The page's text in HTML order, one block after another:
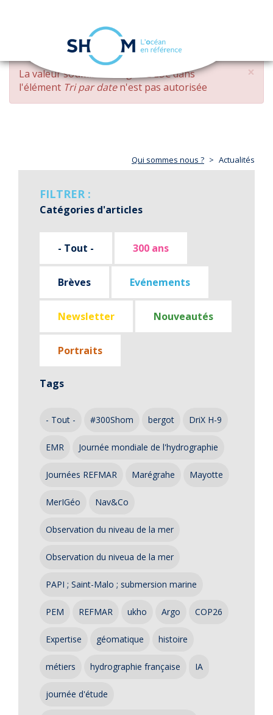
Aller
contenu
principal
navigation
×
MESSAGE
D'ERREUR
La valeur soumise changed DESCdans
l'élément Tri par daten'est pas autorisée
Qui sommes nous ? Actualités
FILTRER :
Catégories d'articles
- Tout - 300 ans
Brèves Evénements
Newsletter Nouveautés
Portraits
Tags
- Tout - #300Shom bergot DriX H-9
EMR Journée mondiale de l'hydrographie
Journées REFMAR Marégrahe Mayotte
MerIGéo Nav&Co
Observation du niveau de la mer
Observation du niveua de la mer
PAPI ; Saint-Malo ; submersion marine
PEM REFMAR ukho Argo COP26
Expertise géomatique histoire
métiers hydrographie française IA
journée d'étude